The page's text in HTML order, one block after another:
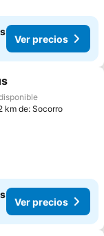
Ver precios
km de: Socorro
Ver precios